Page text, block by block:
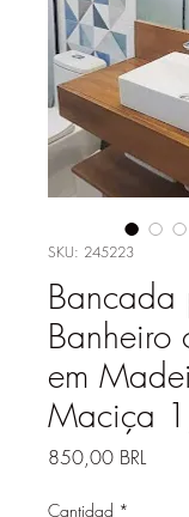
SKU: 245223
Bancada
Banheiro
em
Maciça
850,00 BRL
Cantidad *